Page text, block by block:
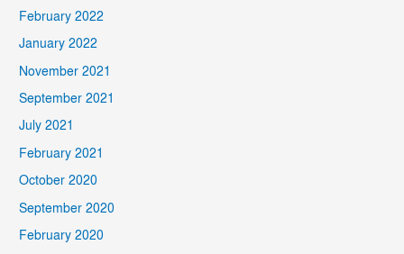
February 2022
January 2022
November 2021
September 2021
July 2021
February 2021
October 2020
September 2020
February 2020